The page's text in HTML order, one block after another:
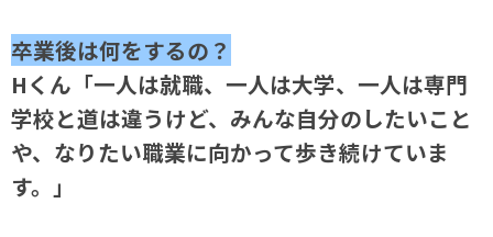
卒業後は何をするの？
Hくん「一人は就職、一人は大学、一人は専門
学校と道は違うけど、みんな自分のしたいこと
や、なりたい職業に向かって歩き続けていま
す。」